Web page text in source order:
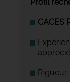
CACES